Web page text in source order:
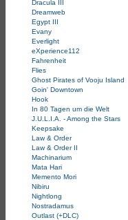
Dracula III
Dreamweb
Egypt III
Evany
Everlight
eXperience112
Fahrenheit
Flies
Ghost Pirates of Vooju Island
Goin' Downtown
Hook
In 80 Tagen um die Welt
J.U.L.I.A. - Among the Stars
Keepsake
Law & Order
Law & Order II
Machinarium
Mata Hari
Memento Mori
Nibiru
Nightlong
Nostradamus
Outlast (+DLC)